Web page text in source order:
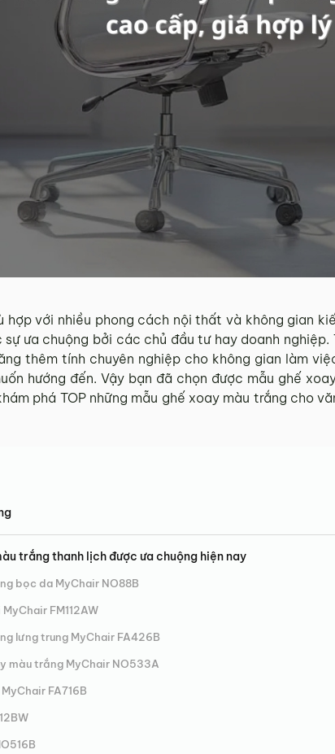
hợp với nhiều phong cách nội thất và không gian
ưa chuộng bởi các chủ đầu tư hay doanh nghiệp.
thêm tính chuyên nghiệp cho không gian làm
hướng đến. Vậy bạn đã chọn được mẫu ghế
phá TOP những mẫu ghế xoay màu trắng cho
trắng thanh lịch được ưa chuộng hiện nay
bọc da MyChair NO88B
FM112AW
lưng trung MyChair FA426B
màu trắng MyChair NO533A
FA716B